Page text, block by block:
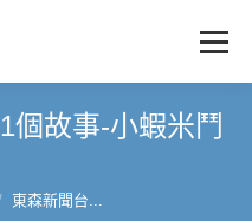
個故事-小蝦米鬥
東森新聞台...